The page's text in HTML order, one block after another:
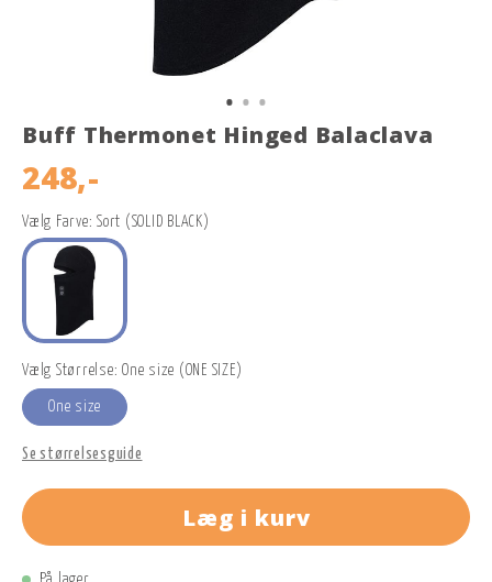
Buff Thermonet Hinged Balaclava
248,-
Vælg Farve: Sort (SOLID BLACK)
Vælg Størrelse: One size (ONE SIZE)
One size
Se størrelsesguide
Læg i kurv